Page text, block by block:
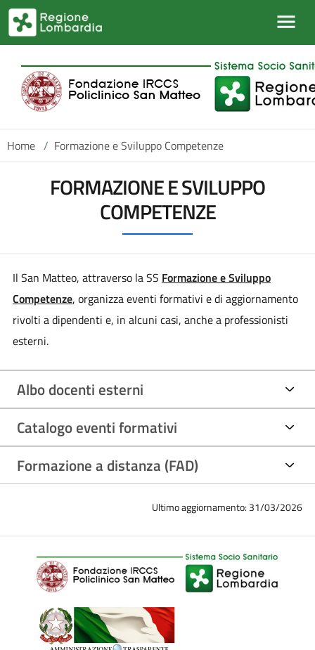
Salta al contenuto principale
Home / Formazione e Sviluppo Competenze
FORMAZIONE E SVILUPPO
COMPETENZE
Il San Matteo, attraverso la SS Formazione e Sviluppo
Competenze, organizza eventi formativi e di aggiornamento
rivolti a dipendenti e, in alcuni casi, anche a professionisti
esterni.
Albo docenti esterni
Catalogo eventi formativi
Formazione a distanza (FAD)
Ultimo aggiornamento: 31/03/2026